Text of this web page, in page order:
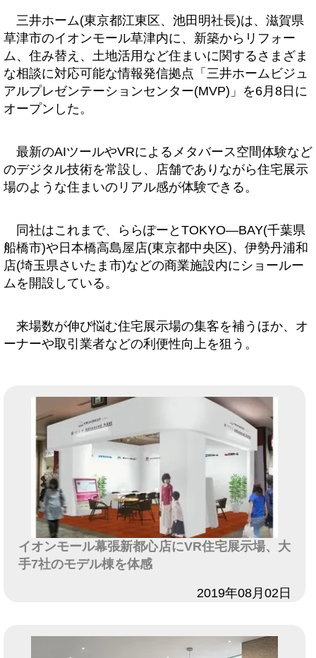
三井ホーム(東京都江東区、池田明社長)は、滋賀県
草津市のイオンモール草津内に、新築からリフォー
ム、住み替え、土地活用など住まいに関するさまざま
な相談に対応可能な情報発信拠点「三井ホームビジュ
アルプレゼンテーションセンター(MVP)」を6月8日に
オープンした。
最新のAIツールやVRによるメタバース空間体験など
のデジタル技術を常設し、店舗でありながら住宅展示
場のような住まいのリアル感が体験できる。
同社はこれまで、ららぽーとTOKYO―BAY(千葉県
船橋市)や日本橋高島屋店(東京都中央区)、伊勢丹浦和
店(埼玉県さいたま市)などの商業施設内にショールー
ムを開設している。
来場数が伸び悩む住宅展示場の集客を補うほか、オ
ーナーや取引業者などの利便性向上を狙う。
イオンモール幕張新都心店にVR住宅展示場、大
手7社のモデル棟を体感
2019年08月02日